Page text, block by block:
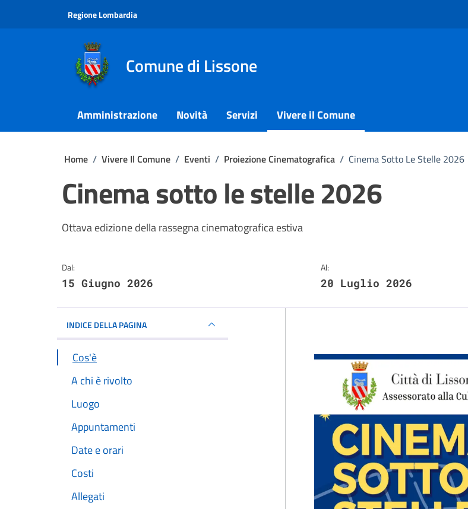
Regione Lombardia
Comune di Lissone
Amministrazione Novità Servizi Vivere il Comune
Home / Vivere Il Comune / Eventi / Proiezione Cinematografica / Cinema Sotto Le Stelle 2026
Cinema sotto le stelle 2026
Ottava edizione della rassegna cinematografica estiva
Dal:
15 Giugno 2026
Al:
20 Luglio 2026
INDICE DELLA PAGINA
Cos'è
A chi è rivolto
Luogo
Appuntamenti
Date e orari
Costi
Allegati